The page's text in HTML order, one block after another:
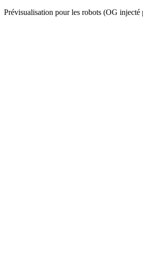
Prévisualisation pour les robots (OG